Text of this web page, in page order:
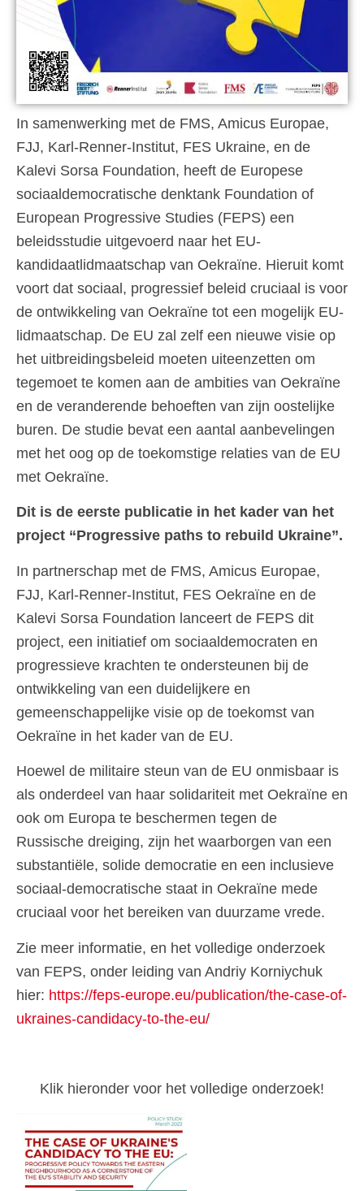
In samenwerking met de FMS, Amicus Europae,
FJJ, Karl-Renner-Institut, FES Ukraine, en de
Kalevi Sorsa Foundation, heeft de Europese
sociaaldemocratische denktank Foundation of
European Progressive Studies (FEPS) een
beleidsstudie uitgevoerd naar het EU-
kandidaatlidmaatschap van Oekraïne. Hieruit komt
voort dat sociaal, progressief beleid cruciaal is voor
de ontwikkeling van Oekraïne tot een mogelijk EU-
lidmaatschap. De EU zal zelf een nieuwe visie op
het uitbreidingsbeleid moeten uiteenzetten om
tegemoet te komen aan de ambities van Oekraïne
en de veranderende behoeften van zijn oostelijke
buren. De studie bevat een aantal aanbevelingen
met het oog op de toekomstige relaties van de EU
met Oekraïne.
Dit is de eerste publicatie in het kader van het
project “Progressive paths to rebuild Ukraine”.
In partnerschap met de FMS, Amicus Europae,
FJJ, Karl-Renner-Institut, FES Oekraïne en de
Kalevi Sorsa Foundation lanceert de FEPS dit
project, een initiatief om sociaaldemocraten en
progressieve krachten te ondersteunen bij de
ontwikkeling van een duidelijkere en
gemeenschappelijke visie op de toekomst van
Oekraïne in het kader van de EU.
Hoewel de militaire steun van de EU onmisbaar is
als onderdeel van haar solidariteit met Oekraïne en
ook om Europa te beschermen tegen de
Russische dreiging, zijn het waarborgen van een
substantiële, solide democratie en een inclusieve
sociaal-democratische staat in Oekraïne mede
cruciaal voor het bereiken van duurzame vrede.
Zie meer informatie, en het volledige onderzoek
van FEPS, onder leiding van Andriy Korniychuk
hier: https://feps-europe.eu/publication/the-case-of-
ukraines-candidacy-to-the-eu/
Klik hieronder voor het volledige onderzoek!